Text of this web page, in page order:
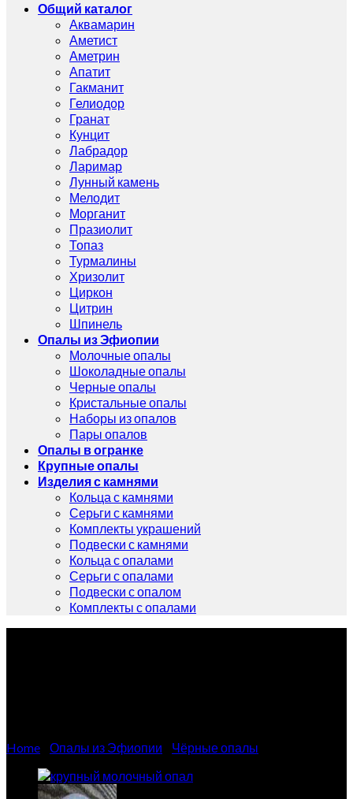
Общий каталог
Аквамарин
Аметист
Аметрин
Апатит
Гакманит
Гелиодор
Гранат
Кунцит
Лабрадор
Ларимар
Лунный камень
Мелодит
Морганит
Празиолит
Топаз
Турмалины
Хризолит
Циркон
Цитрин
Шпинель
Опалы из Эфиопии
Молочные опалы
Шоколадные опалы
Черные опалы
Кристальные опалы
Наборы из опалов
Пары опалов
Опалы в огранке
Крупные опалы
Изделия с камнями
Кольца с камнями
Серьги с камнями
Комплекты украшений
Подвески с камнями
Кольца с опалами
Серьги с опалами
Подвески с опалом
Комплекты с опалами
Home Опалы из Эфиопии Чёрные опалы